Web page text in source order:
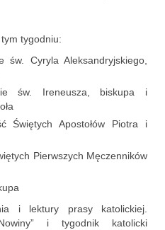
chorych
29.03.2026
tygodniu:
św. Cyryla Aleksandryjskiego,
św. Ireneusza, biskupa i
Świętych Apostołów Piotra i
Pierwszych Męczenników
i lektury prasy katolickiej.
i tygodnik katolicki